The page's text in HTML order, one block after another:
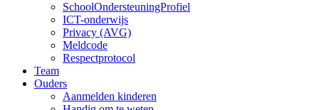
SchoolOndersteuningProfiel
ICT-onderwijs
Privacy (AVG)
Meldcode
Respectprotocol
Team
Ouders
Aanmelden kinderen